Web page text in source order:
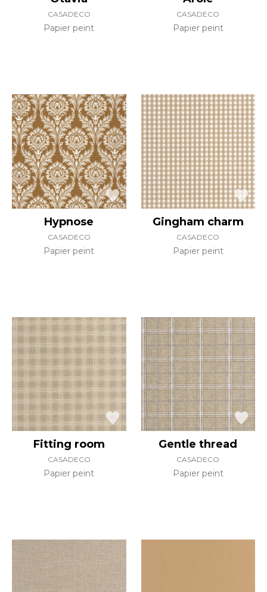
CASADECO
Papier peint
CASADECO
Papier peint
Hypnose
CASADECO
Papier peint
Gingham charm
CASADECO
Papier peint
Fitting room
CASADECO
Papier peint
Gentle thread
CASADECO
Papier peint